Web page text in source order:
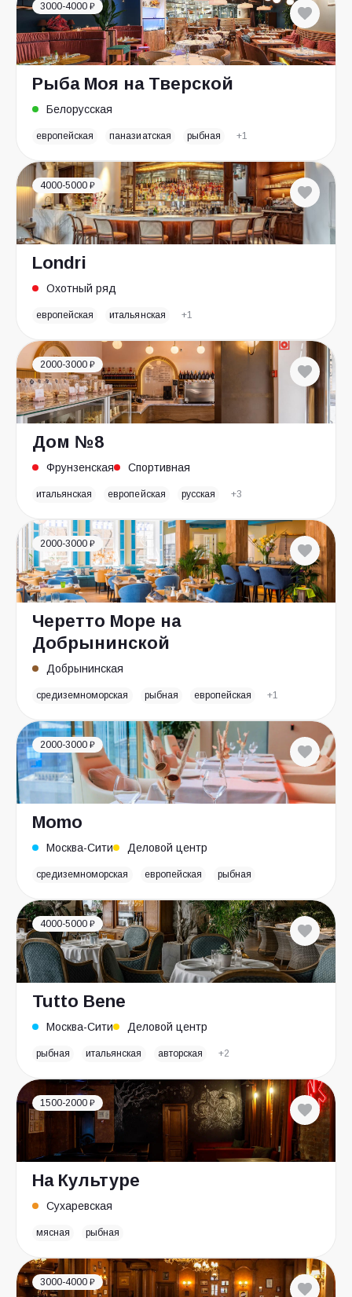
3000-4000 ₽
Рыба Моя на Тверской
Белорусская
европейская паназиатская рыбная +1
4000-5000 ₽
Londri
Охотный ряд
европейская итальянская +1
2000-3000 ₽
Дом №8
Фрунзенская Спортивная
итальянская европейская русская +3
2000-3000 ₽
Черетто Море на
Добрынинской
Добрынинская
средиземноморская рыбная европейская +1
2000-3000 ₽
Momo
Москва-Сити Деловой центр
средиземноморская европейская рыбная
4000-5000 ₽
Tutto Bene
Москва-Сити Деловой центр
рыбная итальянская авторская +2
1500-2000 ₽
На Культуре
Сухаревская
мясная рыбная
3000-4000 ₽